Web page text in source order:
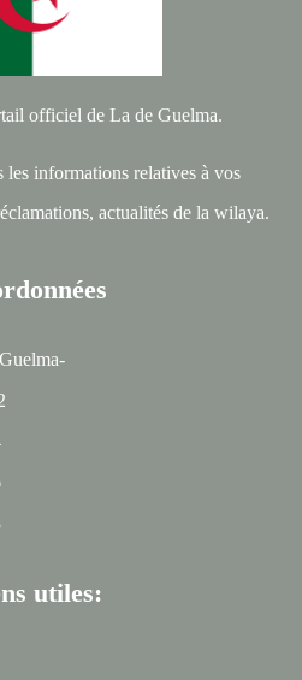
officiel de La de Guelma.
les informations relatives à vos
actualités de la wilaya.
utiles: